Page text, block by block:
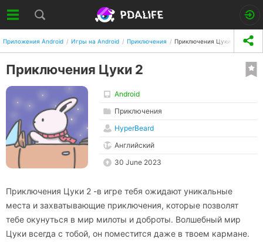
Приложения Android Игры на Android Приключения Приключения Цуки 2
Приключения Цуки 2
Android
Приключения
HyperBeard
Английский
30 June 2023
Приключения Цуки 2 -в игре тебя ожидают уникальные
места и захватывающие приключения, которые позволят
тебе окунуться в мир милоты и доброты. Волшебный мир
Цуки всегда с тобой, он поместится даже в твоем кармане.